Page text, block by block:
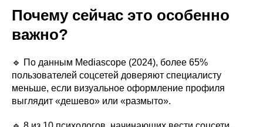
Почему сейчас это особенно
важно?
🔹 По данным Mediascope (2024), более 65%
пользователей соцсетей доверяют специалисту
меньше, если визуальное оформление профиля
выглядит «дешево» или «размыто».